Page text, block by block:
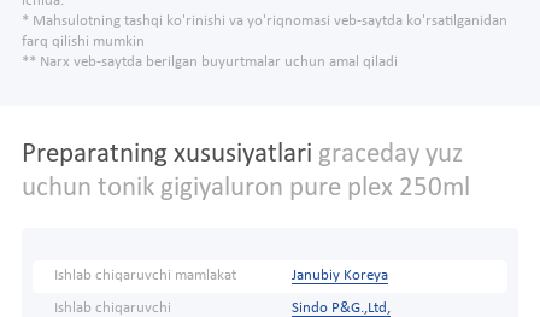
* Mahsulotning tashqi ko'rinishi va yo'riqnomasi veb-saytda ko'rsatilganidan
farq qilishi mumkin
** Narx veb-saytda berilgan buyurtmalar uchun amal qiladi
Preparatning xususiyatlari graceday yuz
uchun tonik gigiyaluron pure plex 250ml
Ishlab chiqaruvchi mamlakat Janubiy Koreya
Ishlab chiqaruvchi Sindo P&G.,Ltd,